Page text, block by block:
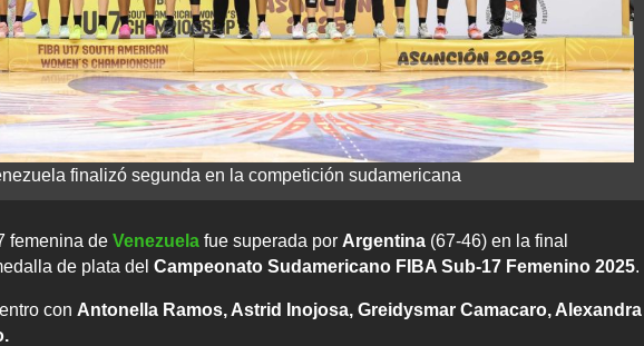
finalizó segunda en la competición sudamericana
femenina de Venezuela fue superada por Argentina (67-46) en la final
de plata del Campeonato Sudamericano FIBA Sub-17 Femenino 2025.
con Antonella Ramos, Astrid Inojosa, Greidysmar Camacaro, Alexandra